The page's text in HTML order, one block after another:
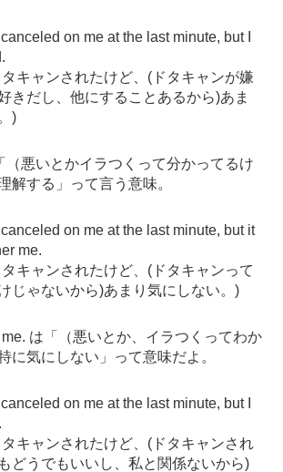
on me at the last minute, but I
キャンされたけど、(ドタキャンが嫌
きだし、他にすることあるから)あま
)
（悪いとかイラつくって分かってるけ
解する」って言う意味。
on me at the last minute, but it
me.
キャンされたけど、(ドタキャンって
じゃないから)あまり気にしない。)
me. は「（悪いとか、イラつくってわか
に気にしない」って意味だよ。
on me at the last minute, but I
キャンされたけど、(ドタキャンされ
どうでもいいし、私と関係ないから)